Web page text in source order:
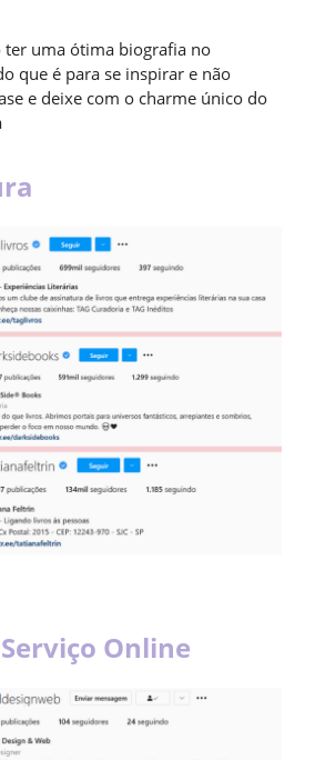
ter uma ótima biografia no
que é para se inspirar e não
e deixe com o charme único do
Online